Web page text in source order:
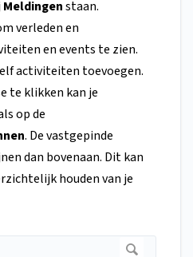
Meldingenstaan.
verleden en
en events te zien.
activiteiten toevoegen.
te klikken kan je
op de
. De vastgepinde
dan bovenaan. Dit kan
houden van je